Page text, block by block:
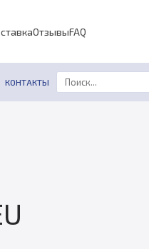
ОтзывыFAQ
КОНТАКТЫ